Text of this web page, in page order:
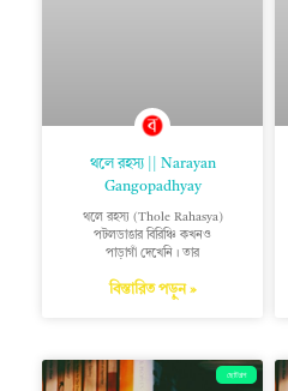
থলে রহস্য || Narayan
Gangopadhyay
থলে রহস্য (Thole Rahasya)
পটলডাঙার বিরিঞ্চি কখনও
পাড়াগাঁ দেখেনি। তার
বিস্তারিত পড়ুন »
ছোটগল্প